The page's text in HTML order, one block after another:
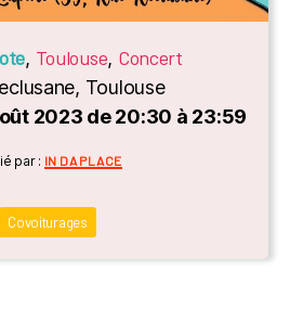
, Toulouse, Concert
Toulouse
2023 de 20:30 à 23:59
Catégories
par : IN DA PLACE
Covoiturages